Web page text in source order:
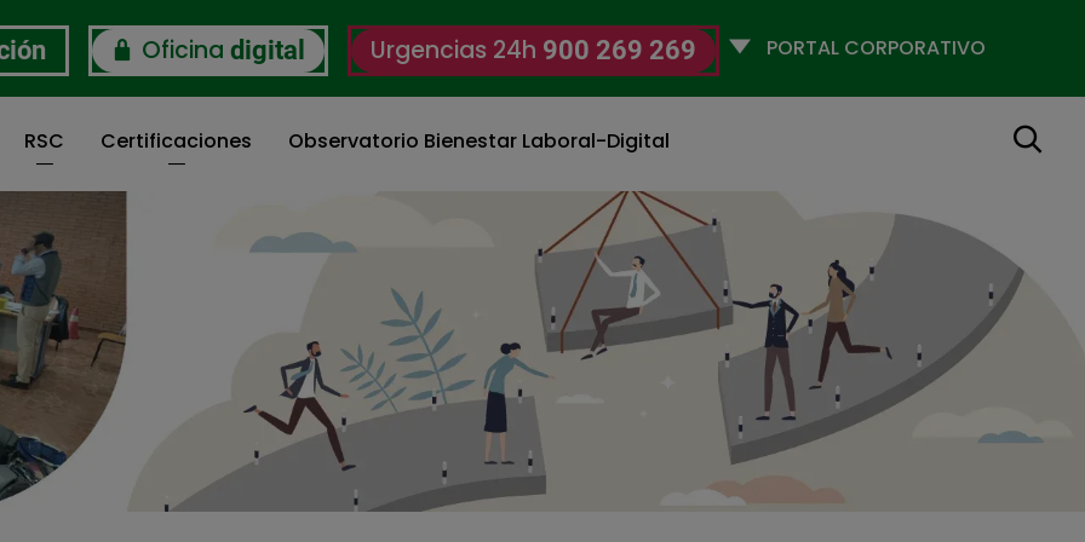
Oficina digital Urgencias 24h 900 269 269
Selecciona
RSC Certificaciones Observatorio Bienestar Laboral-Digital Buscar